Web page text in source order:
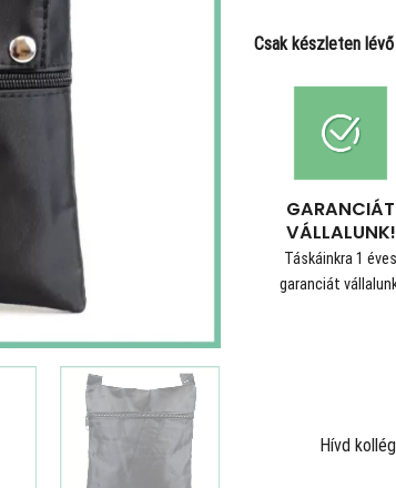
Csak készleten
GARANCIÁT
VÁLLALUNK!
Táskáinkra 1 éves
garanciát
Hívd